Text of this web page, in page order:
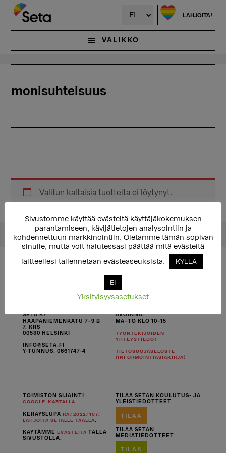
Hyppää
pääsisältöön
LAHJOITA!
VALIKKO
monisuhteisuus
Valitun kaltaisia tuotteita ei löytynyt.
SETA RY
HAAPANIEMENKATU 7–9 B
7. KRS
00530 HELSINKI
INFO@SETA.FI
Y-TUNNUS: 0661747-4
AVOINNA:
MA–TO KLO 10–15
TYÖNTEKIJÖIDEN
YHTEYSTIEDOT
TIETOSUOJASELOSTE
(INFORMOINTIASIAKIRJA)
TOIMISTON SIJAINTI
GOOGLE-KARTALLA
KERÄYSLUPARA/2022/107
LAHJOITA SETALLE TÄÄLLÄ
KÄYTÄMMEEVÄSTEITÄ TÄLLÄ
SIVUSTOLLA.
TILAA SETAN KOULUTUS- JA
YLEISTIEDOTTEET
TILAA
TILAA SETAN
MEDIATIEDOTTEET
TILAA
Sivustomme käyttää evästeitä käyttäjäkokemuksen
parantamiseen, kävijätietojen analysointiin ja
kohdennettuun markkinointiin. Oletamme tämän sopivan
sinulle, mutta voit halutessasi päättää mitä evästeitä
laitteellesi tallennetaan evästeaseuksista.
KYLLÄ
EI
Yksityisyysasetukset